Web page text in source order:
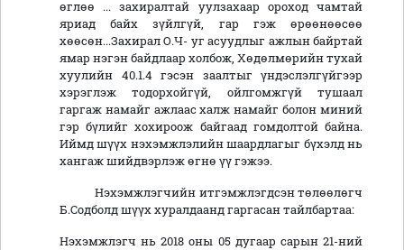
өглөө ... захиралтай уулзахаар ороход чамтай
яриад байх зүйлгүй, гар гэж өрөөнөөсөө
хөөсөн...Захирал О.Ч- уг асуудлыг ажлын байртай
ямар нэгэн байдлаар холбож, Хөдөлмөрийн тухай
хуулийн 40.1.4 гэсэн заалтыг үндэслэлгүйгээр
хэрэглэж тодорхойгүй, ойлгомжгүй тушаал
гаргаж намайг ажлаас халж намайг болон миний
гэр бүлийг хохироож байгаад гомдолтой байна.
Иймд шүүх нэхэмжлэлийн шаардлагыг бүхэлд нь
хангаж шийдвэрлэж өгнө үү гэжээ.
Нэхэмжлэгчийн итгэмжлэгдсэн төлөөлөгч
Б.Содболд шүүх хуралдаанд гаргасан тайлбартаа:
Нэхэмжлэгч нь 2018 оны 05 дугаар сарын 21-ний